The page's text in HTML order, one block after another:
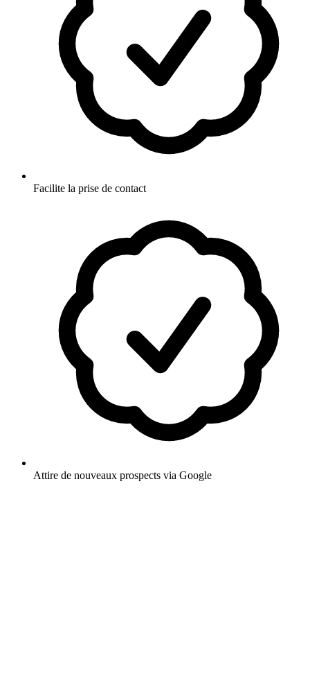
Facilite la prise de contact
Attire de nouveaux prospects via Google